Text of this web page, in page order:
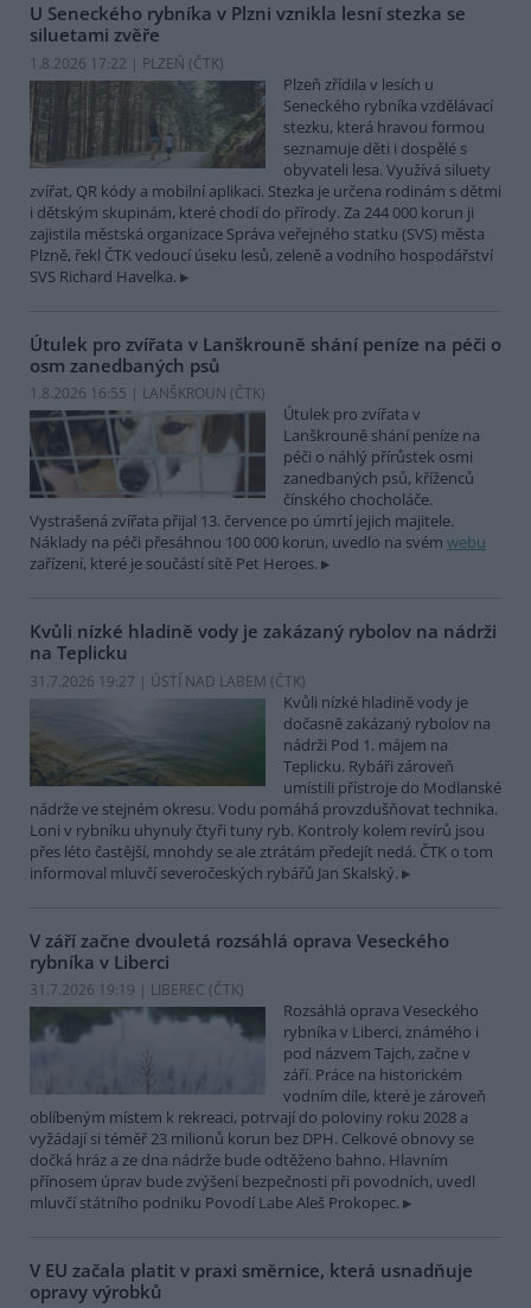
U Seneckého rybníka v Plzni vznikla lesní stezka se
siluetami zvěře
1.8.2026 17:22 | PLZEŇ (ČTK)
Plzeň zřídila v lesích u
Seneckého rybníka vzdělávací
stezku, která hravou formou
seznamuje děti i dospělé s
obyvateli lesa. Využívá siluety
zvířat, QR kódy a mobilní aplikaci. Stezka je určena rodinám s dětmi
i dětským skupinám, které chodí do přírody. Za 244 000 korun ji
zajistila městská organizace Správa veřejného statku (SVS) města
Plzně, řekl ČTK vedoucí úseku lesů, zeleně a vodního hospodářství
SVS Richard Havelka.
Útulek pro zvířata v Lanškrouně shání peníze na péči o
osm zanedbaných psů
1.8.2026 16:55 | LANŠKROUN (ČTK)
Útulek pro zvířata v
Lanškrouně shání peníze na
péči o náhlý přírůstek osmi
zanedbaných psů, kříženců
čínského chocholáče.
Vystrašená zvířata přijal 13. července po úmrtí jejich majitele.
Náklady na péči přesáhnou 100 000 korun, uvedlo na svém webu
zařízení, které je součástí sítě Pet Heroes.
Kvůli nízké hladině vody je zakázaný rybolov na nádrži
na Teplicku
31.7.2026 19:27 | ÚSTÍ NAD LABEM (ČTK)
Kvůli nízké hladině vody je
dočasně zakázaný rybolov na
nádrži Pod 1. májem na
Teplicku. Rybáři zároveň
umístili přístroje do Modlanské
nádrže ve stejném okresu. Vodu pomáhá provzdušňovat technika.
Loni v rybníku uhynuly čtyři tuny ryb. Kontroly kolem revírů jsou
přes léto častější, mnohdy se ale ztrátám předejít nedá. ČTK o tom
informoval mluvčí severočeských rybářů Jan Skalský.
V září začne dvouletá rozsáhlá oprava Veseckého
rybníka v Liberci
31.7.2026 19:19 | LIBEREC (ČTK)
Rozsáhlá oprava Veseckého
rybníka v Liberci, známého i
pod názvem Tajch, začne v
září. Práce na historickém
vodním díle, které je zároveň
oblíbeným místem k rekreaci, potrvají do poloviny roku 2028 a
vyžádají si téměř 23 milionů korun bez DPH. Celkové obnovy se
dočká hráz a ze dna nádrže bude odtěženo bahno. Hlavním
přínosem úprav bude zvýšení bezpečnosti při povodních, uvedl
mluvčí státního podniku Povodí Labe Aleš Prokopec.
V EU začala platit v praxi směrnice, která usnadňuje
opravy výrobků